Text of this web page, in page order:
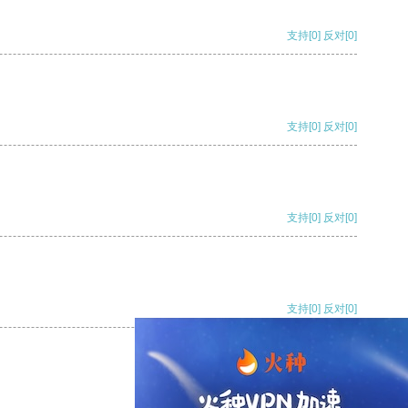
支持[0] 反对[0]
支持[0] 反对[0]
支持[0] 反对[0]
支持[0] 反对[0]
支持[0] 反对